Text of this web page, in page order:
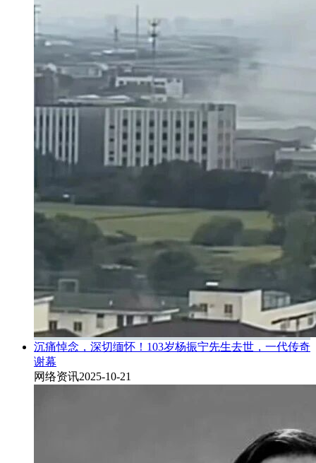
沉痛悼念，深切缅怀！103岁杨振宁先生去世，一代传奇
谢幕
网络资讯2025-10-21